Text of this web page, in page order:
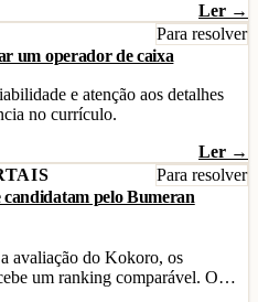
Ler →
Para resolver
um operador de caixa
e atenção aos detalhes
no currículo.
Ler →
Para resolver
pelo Bumeran
avaliação do Kokoro, os
um ranking comparável. O…